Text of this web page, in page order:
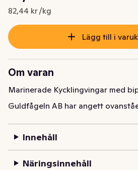
Nuvarande pris är: 65,95 kr
82,44 kr /kg
Lägg till i
Om varan
Marinerade Kycklingvingar med
Guldfågeln AB har angett
Innehåll
Näringsinnehåll